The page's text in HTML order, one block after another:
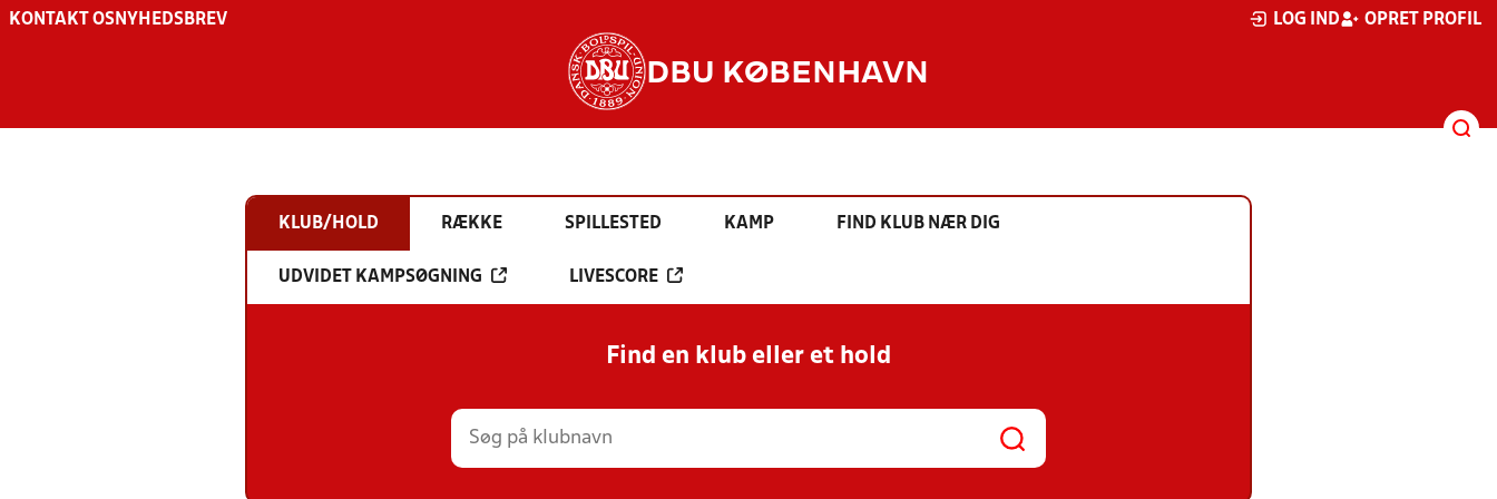
KONTAKT OS NYHEDSBREV LOG IND OPRET PROFIL
DBU KØBENHAVN
KLUB/HOLD RÆKKE SPILLESTED KAMP FIND KLUB NÆR DIG
UDVIDET KAMPSØGNING LIVESCORE
Find en klub eller et hold